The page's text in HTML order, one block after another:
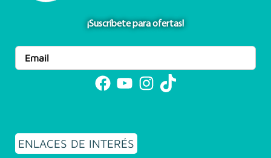
¡Suscríbete para ofertas!
Facebook
YouTube
Instagram
TikTok
ENLACES DE INTERÉS